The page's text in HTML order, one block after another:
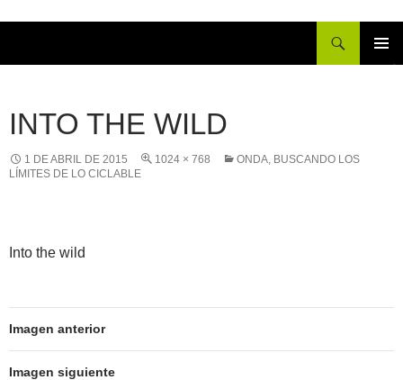
INTO THE WILD
1 DE ABRIL DE 2015 1024 × 768
ONDA, BUSCANDO LOS
LÍMITES DE LO CICLABLE
Into the wild
Imagen anterior
Imagen siguiente